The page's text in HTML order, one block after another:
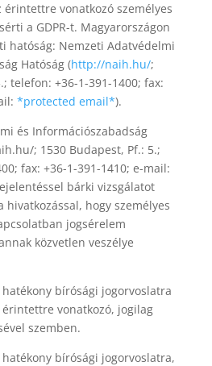
vonatkozó személyes
a GDPR-t. Magyarországon
hatóság: Nemzeti Adatvédelmi
Hatóság (http://naih.hu/;
telefon: +36-1-391-1400; fax:
*protected email*).
és Információszabadság
; 1530 Budapest, Pf.: 5.;
fax: +36-1-391-1410; e-mail:
bárki vizsgálatot
hivatkozással, hogy személyes
jogsérelem
közvetlen veszélye
bírósági jogorvoslatra
vonatkozó, jogilag
szemben.
bírósági jogorvoslatra,